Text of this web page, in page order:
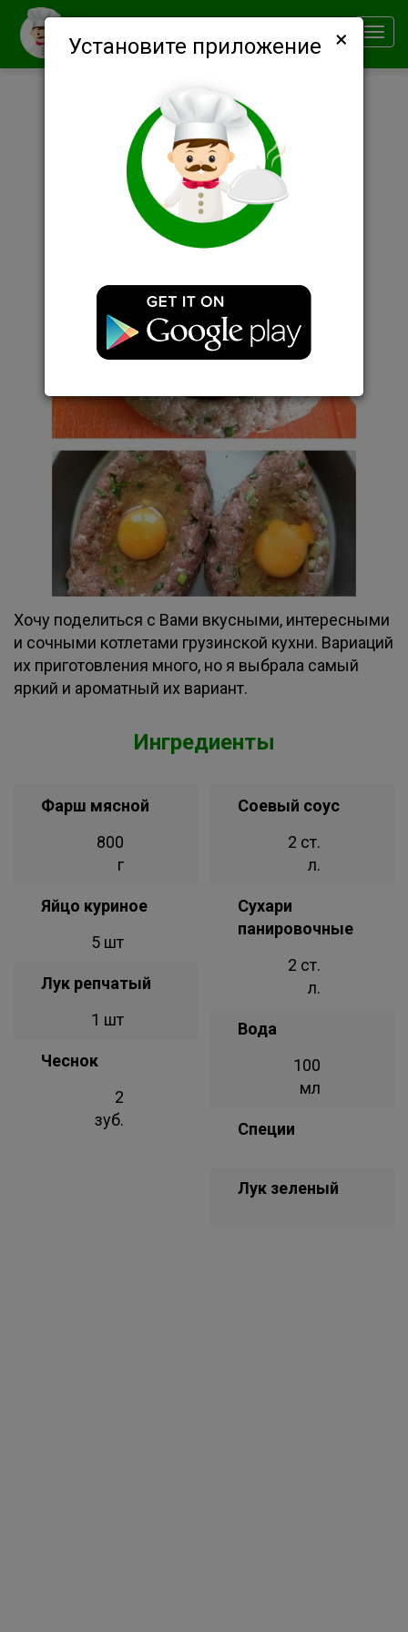
Установите приложение ×
Описание
Хочу поделиться с Вами вкусными, интересными
и сочными котлетами грузинской кухни. Вариаций
их приготовления много, но я выбрала самый
яркий и ароматный их вариант.
Ингредиенты
Фарш мясной
800
г
Яйцо куриное
5 шт
Лук репчатый
1 шт
Чеснок
2
зуб.
Соевый соус
2 ст.
л.
Сухари
панировочные
2 ст.
л.
Вода
100
мл
Специи
Лук зеленый